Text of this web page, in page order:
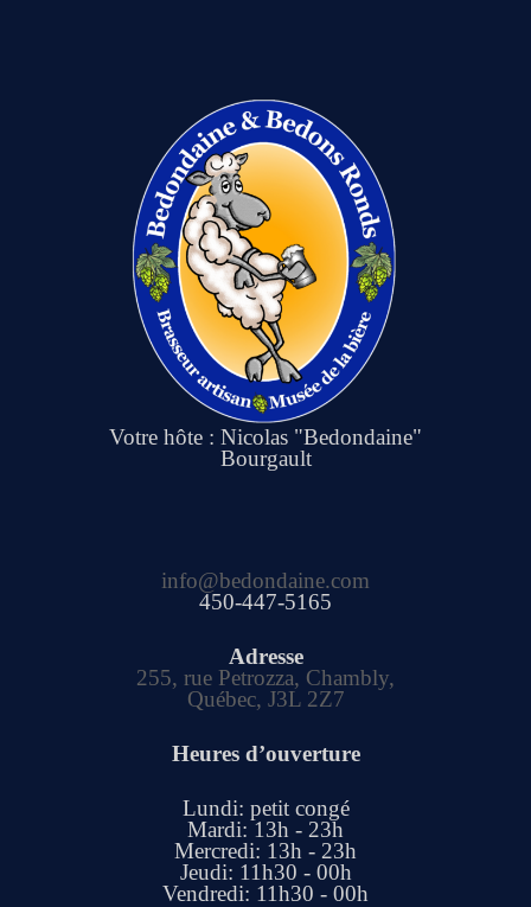
Votre hôte : Nicolas "Bedondaine"
Bourgault
info@bedondaine.com
450-447-5165
Adresse
255, rue Petrozza, Chambly,
Québec, J3L 2Z7
Heures d’ouverture
Lundi: petit congé
Mardi: 13h - 23h
Mercredi: 13h - 23h
Jeudi: 11h30 - 00h
Vendredi: 11h30 - 00h